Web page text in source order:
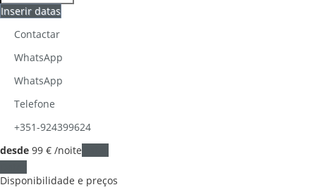
Inserir datas
Contactar
WhatsApp
WhatsApp
Telefone
+351-924399624
desde 99 € /noite
Disponibilidade e preços